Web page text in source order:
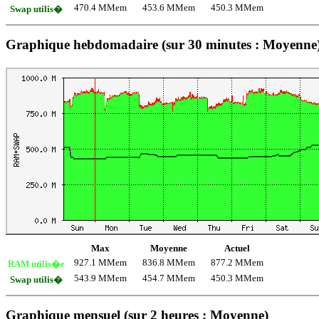
Swap utilis� 470.4 MMem 453.6 MMem 450.3 MMem
Graphique hebdomadaire (sur 30 minutes :
Max Moyenne
Actuel
RAM utilis�e
927.1 MMem 836.8 MMem
877.2 MMem
Swap utilis�
543.9 MMem 454.7 MMem 450.3 MMem
Graphique mensuel (sur 2 heures : Moyenne)